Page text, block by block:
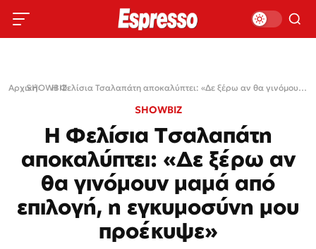
Αρχική›
SHOWBIZ› Η Φελίσια Τσαλαπάτη αποκαλύπτει: «Δε ξέρω αν θα γινόμουν μαμά από επιλογή, η εγκυμοσύνη μου προέκυψε»
SHOWBIZ
Η Φελίσια Τσαλαπάτη
αποκαλύπτει: «Δε ξέρω αν
θα γινόμουν μαμά από
επιλογή, η εγκυμοσύνη μου
προέκυψε»